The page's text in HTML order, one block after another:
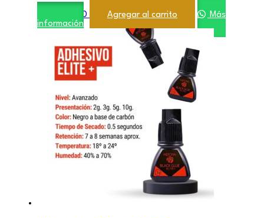
18.000,00 Agregar al carrito
Más
información